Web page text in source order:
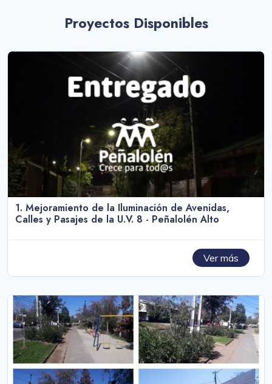
Proyectos Disponibles
1. Mejoramiento de la Iluminación de Avenidas,
Calles y Pasajes de la U.V. 8 - Peñalolén Alto
Ver más